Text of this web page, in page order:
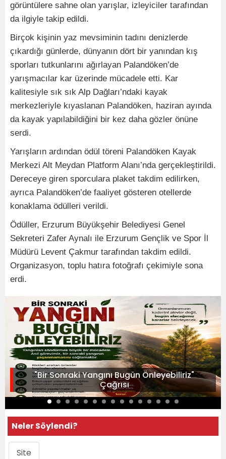
görüntülere sahne olan yarışlar, izleyiciler tarafından
da ilgiyle takip edildi.
Birçok kişinin yaz mevsiminin tadını denizlerde
çıkardığı günlerde, dünyanın dört bir yanından kış
sporları tutkunlarını ağırlayan Palandöken’de
yarışmacılar kar üzerinde mücadele etti. Kar
kalitesiyle sık sık Alp Dağları’ndaki kayak
merkezleriyle kıyaslanan Palandöken, haziran ayında
da kayak yapılabildiğini bir kez daha gözler önüne
serdi.
Yarışların ardından ödül töreni Palandöken Kayak
Merkezi Alt Meydan Platform Alanı’nda gerçekleştirildi.
Dereceye giren sporculara plaket takdim edilirken,
ayrıca Palandöken’de faaliyet gösteren otellerde
konaklama ödülleri verildi.
Ödüller, Erzurum Büyükşehir Belediyesi Genel
Sekreteri Zafer Aynalı ile Erzurum Gençlik ve Spor İl
Müdürü Levent Çakmur tarafından takdim edildi.
Organizasyon, toplu hatıra fotoğrafı çekimiyle sona
erdi.
"Bir Sonraki Yangını Bugün Önleyebiliriz"
Çağrısı
Neler Söylendi?
Site